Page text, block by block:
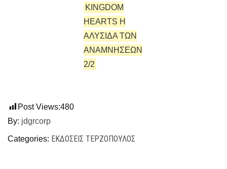
KINGDOM
HEARTS Η
ΑΛΥΣΙΔΑ ΤΩΝ
ΑΝΑΜΝΗΣΕΩΝ
2/2
Post Views:480
By: jdgrcorp
Categories: ΕΚΔΌΣΕΙΣ ΤΕΡΖΌΠΟΥΛΟΣ